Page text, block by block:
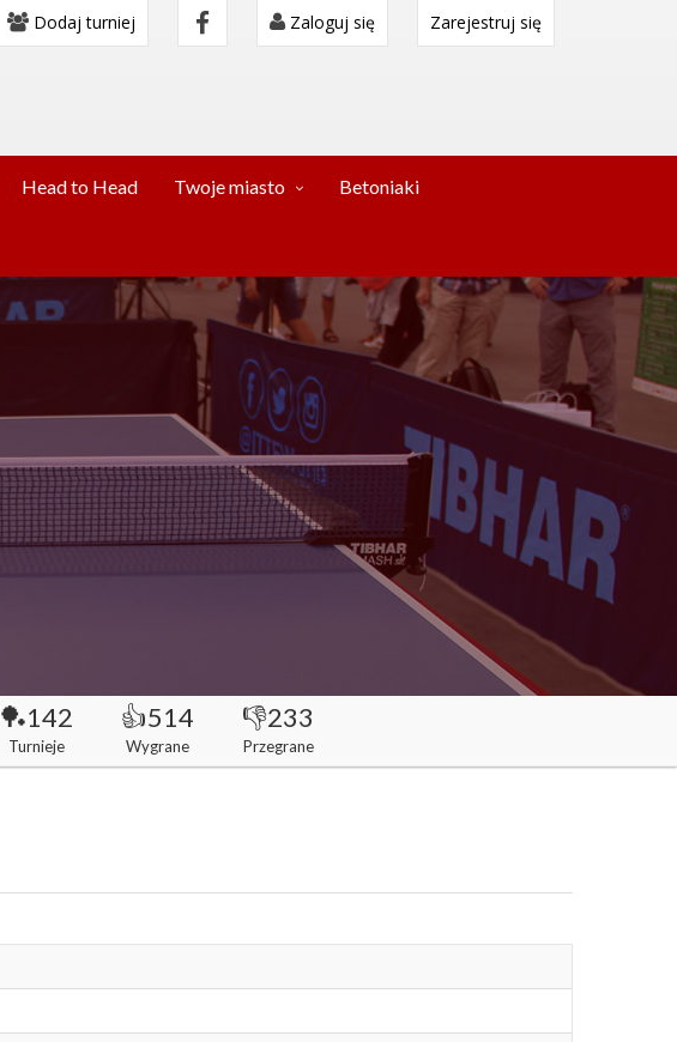
Dodaj turniej Zaloguj się Zarejestruj się
Head to Head Twoje miasto Betoniaki
🏓142
Turnieje
👍514
Wygrane
👎233
Przegrane